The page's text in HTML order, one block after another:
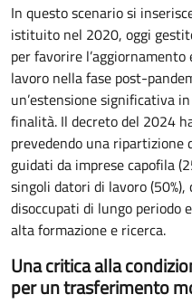
In questo scenario si
istituito nel 2020, oggi
per favorire
lavoro nella fase post-
un’estensione significativa
finalità. Il decreto del 2024
prevedendo una
guidati da imprese capofila
singoli datori di lavoro
disoccupati di lungo periodo
alta formazione e ricerca.
Una critica alla
per un trasferimento